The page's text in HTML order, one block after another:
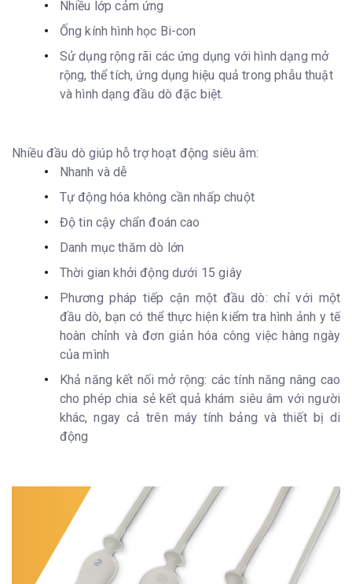
Nhiều lớp cảm ứng
Ống kính hình học Bi-con
Sử dụng rộng rãi các ứng dụng với hình dạng mở
rộng, thể tích, ứng dụng hiệu quả trong phẫu thuật
và hình dạng đầu dò đặc biệt.
Nhiều đầu dò giúp hỗ trợ hoạt động siêu âm:
Nhanh và dễ
Tự động hóa không cần nhấp chuột
Độ tin cậy chẩn đoán cao
Danh mục thăm dò lớn
Thời gian khởi động dưới 15 giây
Phương pháp tiếp cận một đầu dò: chỉ với một
đầu dò, bạn có thể thực hiện kiểm tra hình ảnh y tế
hoàn chỉnh và đơn giản hóa công việc hàng ngày
của mình
Khả năng kết nối mở rộng: các tính năng nâng cao
cho phép chia sẻ kết quả khám siêu âm với người
khác, ngay cả trên máy tính bảng và thiết bị di
động